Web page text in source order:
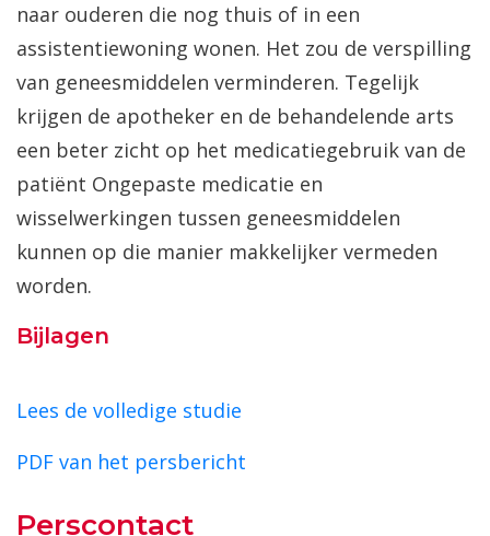
naar ouderen die nog thuis of in een
assistentiewoning wonen. Het zou de verspilling
van geneesmiddelen verminderen. Tegelijk
krijgen de apotheker en de behandelende arts
een beter zicht op het medicatiegebruik van de
patiënt Ongepaste medicatie en
wisselwerkingen tussen geneesmiddelen
kunnen op die manier makkelijker vermeden
worden.
Bijlagen
Lees de volledige studie
PDF van het persbericht
Perscontact